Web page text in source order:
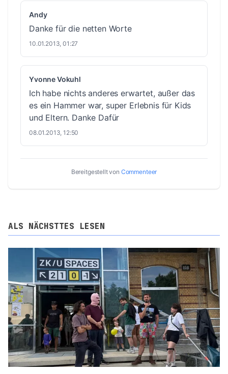
Andy
Danke für die netten Worte
10.01.2013, 01:27
Yvonne Vokuhl
Ich habe nichts anderes erwartet, außer das
es ein Hammer war, super Erlebnis für Kids
und Eltern. Danke Dafür
08.01.2013, 12:50
Bereitgestellt von Commenteer
ALS NÄCHSTTES LESEN